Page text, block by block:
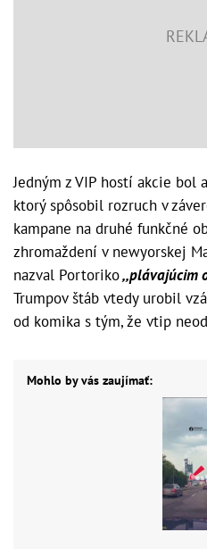
Jedným z VIP hostí akcie bol
ktorý spôsobil rozruch v
kampane na druhé funkčné
zhromaždení v newyorskej
nazval Portoriko,,plávajúcim
Trumpov štáb vtedy urobil
od komika s tým, že vtip
Mohlo by vás zaujímať: